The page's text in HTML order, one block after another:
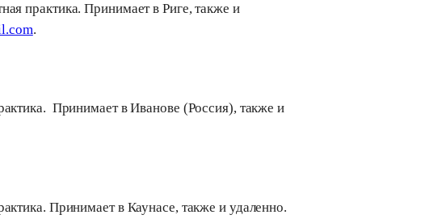
практика. Принимает в Риге, также и
.
Принимает в Иванове (Россия), также и
Принимает в Каунасе, также и удаленно.